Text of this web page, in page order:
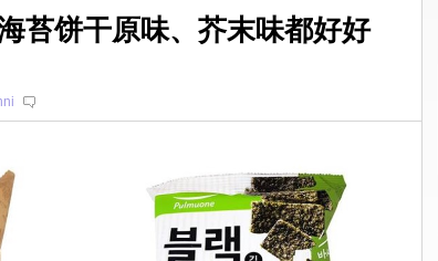
苔饼干原味、芥末味都好好